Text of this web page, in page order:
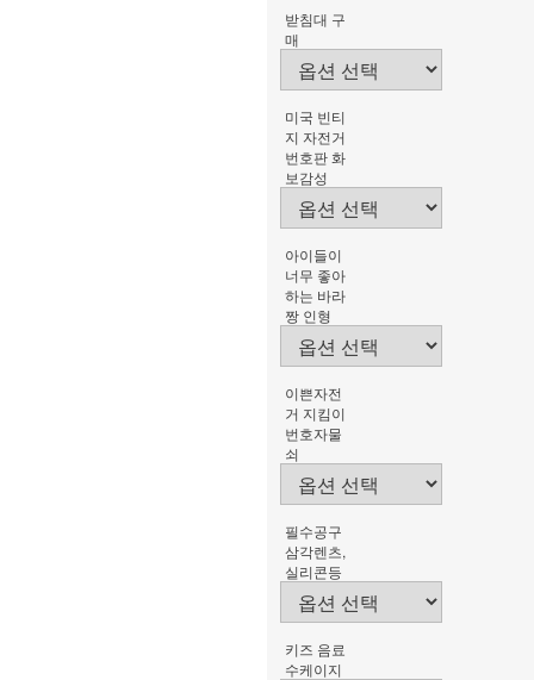
받침대 구
매
미국 빈티
지 자전거
번호판 화
보감성
아이들이
너무 좋아
하는 바라
짱 인형
이쁜자전
거 지킴이
번호자물
쇠
필수공구
삼각렌츠,
실리콘등
키즈 음료
수케이지